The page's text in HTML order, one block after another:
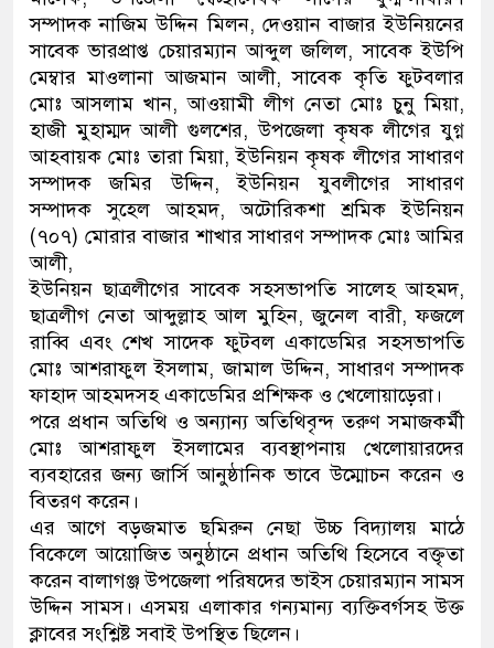
সম্পাদক নাজিম উদ্দিন মিলন, দেওয়ান বাজার ইউনিয়নের
সাবেক ভারপ্রাপ্ত চেয়ারম্যান আব্দুল জলিল, সাবেক ইউপি
মেম্বার মাওলানা আজমান আলী, সাবেক কৃতি ফুটবলার
মোঃ আসলাম খান, আওয়ামী লীগ নেতা মোঃ চুনু মিয়া,
হাজী মুহাম্মদ আলী গুলশের, উপজেলা কৃষক লীগের যুগ্ন
আহবায়ক মোঃ তারা মিয়া, ইউনিয়ন কৃষক লীগের সাধারণ
সম্পাদক জমির উদ্দিন, ইউনিয়ন যুবলীগের সাধারণ
সম্পাদক সুহেল আহমদ, অটোরিকশা শ্রমিক ইউনিয়ন
(৭০৭) মোরার বাজার শাখার সাধারণ সম্পাদক মোঃ আমির
আলী,
ইউনিয়ন ছাত্রলীগের সাবেক সহসভাপতি সালেহ আহমদ,
ছাত্রলীগ নেতা আব্দুল্লাহ আল মুহিন, জুনেল বারী, ফজলে
রাব্বি এবং শেখ সাদেক ফুটবল একাডেমির সহসভাপতি
মোঃ আশরাফুল ইসলাম, জামাল উদ্দিন, সাধারণ সম্পাদক
ফাহাদ আহমদসহ একাডেমির প্রশিক্ষক ও খেলোয়াড়েরা।
পরে প্রধান অতিথি ও অন্যান্য অতিথিবৃন্দ তরুণ সমাজকর্মী
মোঃ আশরাফুল ইসলামের ব্যবস্থাপনায় খেলোয়ারদের
ব্যবহারের জন্য জার্সি আনুষ্ঠানিক ভাবে উম্মোচন করেন ও
বিতরণ করেন।
এর আগে বড়জমাত ছমিরুন নেছা উচ্চ বিদ্যালয় মাঠে
বিকেলে আয়োজিত অনুষ্ঠানে প্রধান অতিথি হিসেবে বক্তৃতা
করেন বালাগঞ্জ উপজেলা পরিষদের ভাইস চেয়ারম্যান সামস
উদ্দিন সামস। এসময় এলাকার গন্যমান্য ব্যক্তিবর্গসহ উক্ত
ক্লাবের সংশ্লিষ্ট সবাই উপস্থিত ছিলেন।